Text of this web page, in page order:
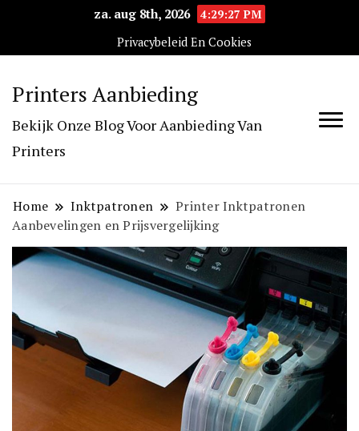
za. aug 8th, 2026
4:29:28 PM
Privacybeleid En Cookies
Printers Aanbieding
Bekijk Onze Blog Voor Aanbieding Van
Printers
Home Inktpatronen
Printer Inktpatronen
Aanbevelingen en Prijsvergelijking